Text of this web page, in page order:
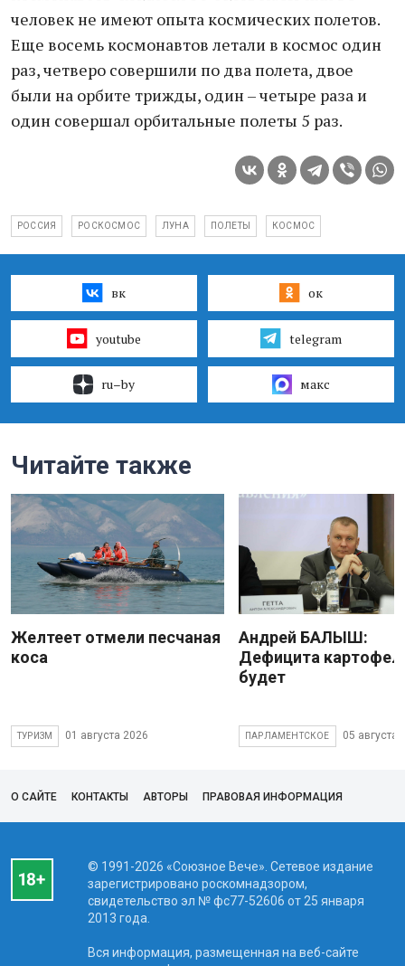
человек не имеют опыта космических полетов.
Еще восемь космонавтов летали в космос один
раз, четверо совершили по два полета, двое
были на орбите трижды, один – четыре раза и
один совершал орбитальные полеты 5 раз.
РОССИЯ РОСКОСМОС ЛУНА ПОЛЕТЫ КОСМОС
вк ок
youtube telegram
ru–by макс
Читайте также
Желтеет отмели песчаная
коса
ТУРИЗМ 01 августа 2026
Андрей БАЛЫШ:
Дефицита
будет
ПАРЛАМЕНТСКОЕ 05 августа
О САЙТЕ КОНТАКТЫ АВТОРЫ ПРАВОВАЯ ИНФОРМАЦИЯ
© 1991-2026 «Союзное Вече». Сетевое издание
зарегистрировано роскомнадзором,
свидетельство эл № фc77-52606 от 25 января
2013 года.
Вся информация, размещенная на веб-сайте